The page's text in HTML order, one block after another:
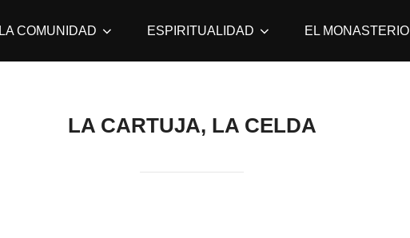
LA COMUNIDAD ESPIRITUALIDAD EL MONASTERIO
LA CARTUJA, LA CELDA